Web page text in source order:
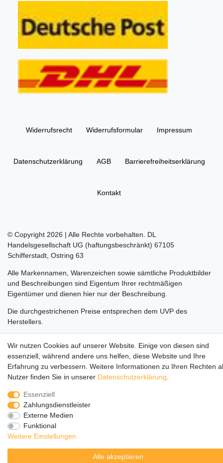
Widerrufs­recht Widerrufs­formular Impressum
Daten­schutz­erklärung AGB Barrierefreiheitserklärung
Kontakt
© Copyright 2026 | Alle Rechte vorbehalten. DL
Handelsgesellschaft UG (haftungsbeschränkt) 67105
Schifferstadt, Ostring 63
Alle Markennamen, Warenzeichen sowie sämtliche Produktbilder
und Beschreibungen sind Eigentum Ihrer rechtmäßigen
Eigentümer und dienen hier nur der Beschreibung.
Die durchgestrichenen Preise entsprechen dem UVP des
Herstellers.
CHIMA, NINJAGO, BIONICLE, MINDSTORMS und MIXELS sind
urheberrechtlich geschützte Markenzeichen der LEGO Gruppe.
©2022 The LEGO Group
Wir nutzen Cookies auf unserer Website. Einige von diesen sind
essenziell, während andere uns helfen, diese Website und Ihre
Erfahrung zu verbessern. Weitere Informationen zu Ihren Rechten
Nutzer finden Sie in unserer Daten­schutz­erklärung
Essenziell
Zahlungsdienstleister
Externe Medien
Funktional
Weitere Einstellungen
Alle akzeptieren